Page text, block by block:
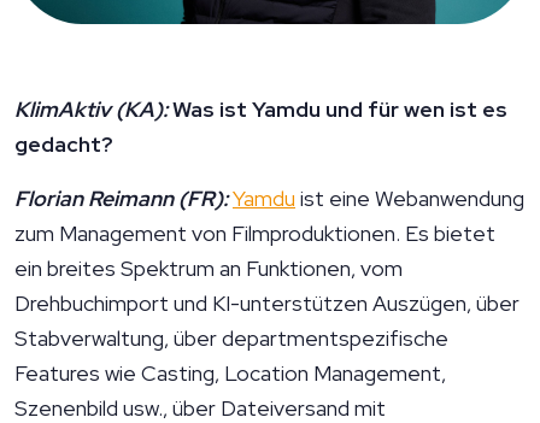
KlimAktiv (KA):Was ist Yamdu und für wen ist es
gedacht?
Florian Reimann (FR):Yamdu ist eine Webanwendung
zum Management von Filmproduktionen. Es bietet
ein breites Spektrum an Funktionen, vom
Drehbuchimport und KI-unterstützen Auszügen, über
Stabverwaltung, über departmentspezifische
Features wie Casting, Location Management,
Szenenbild usw., über Dateiversand mit